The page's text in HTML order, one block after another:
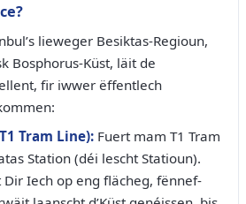
lieweger Besiktas-Regioun,
Bosphorus-Küst, läit de
fir iwwer ëffentlech
Tram Line): Fuert mam T1 Tram
Station (déi lescht Statioun).
Dir Iech op eng flächeg, fënnef-